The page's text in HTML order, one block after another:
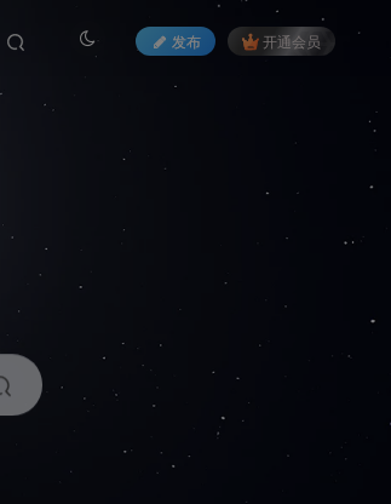
发布 开通会员